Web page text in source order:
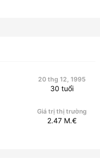
20 thg 12, 1995
30 tuổi
Giá trị thị trường
2.47 M.€